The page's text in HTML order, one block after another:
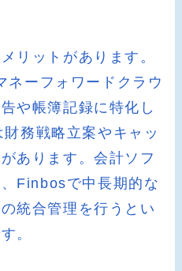
リットがあります。
ーフォワードクラウ
や帳簿記録に特化し
務戦略立案やキャッ
あります。会計ソフ
Finbosで中長期的な
統合管理を行うとい
。